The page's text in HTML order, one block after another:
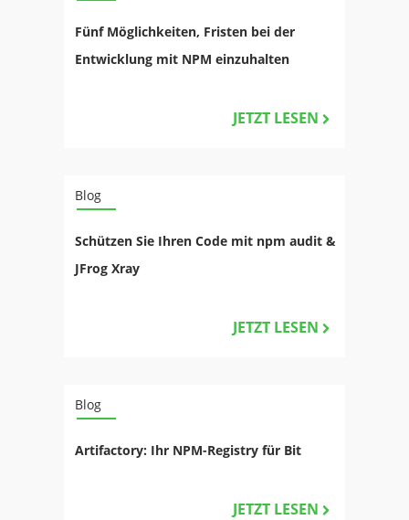
Fünf Möglichkeiten, Fristen bei der
Entwicklung mit NPM einzuhalten
JETZT LESEN
Blog
Schützen Sie Ihren Code mit npm audit &
JFrog Xray
JETZT LESEN
Blog
Artifactory: Ihr NPM-Registry für Bit
JETZT LESEN